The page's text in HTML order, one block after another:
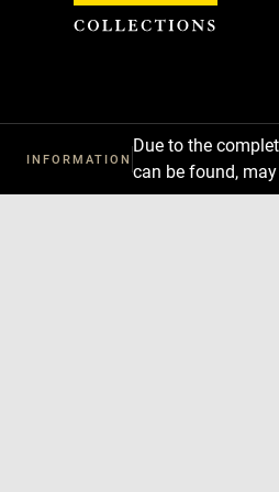
INFORMATION
Due to the
can be found,
Cookies management panel